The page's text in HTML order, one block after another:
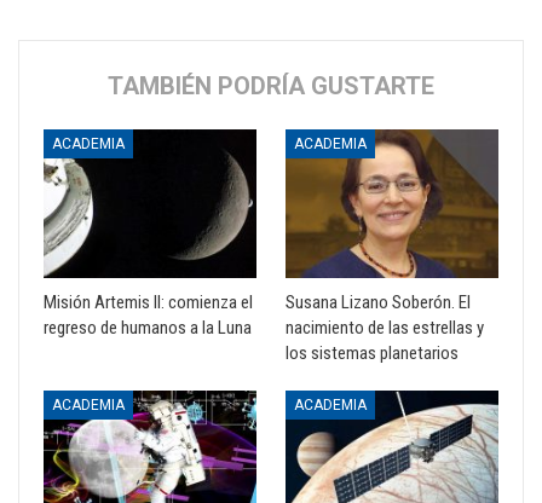
TAMBIÉN PODRÍA GUSTARTE
ACADEMIA
Misión Artemis II: comienza el
regreso de humanos a la Luna
ACADEMIA
Susana Lizano Soberón. El
nacimiento de las estrellas y
los sistemas planetarios
ACADEMIA ACADEMIA